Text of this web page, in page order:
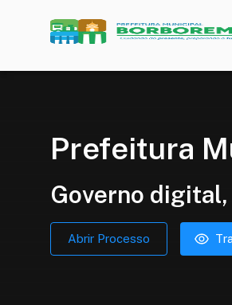
Prefeitura
Governo
Abrir Processo